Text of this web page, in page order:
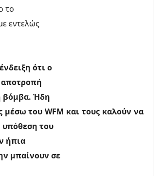
το
εντελώς
ότι ο
αποτροπή
βόμβα. Ήδη
μέσω τουWFM και τους καλούν να
υπόθεση του
ήπια
μπαίνουν σε